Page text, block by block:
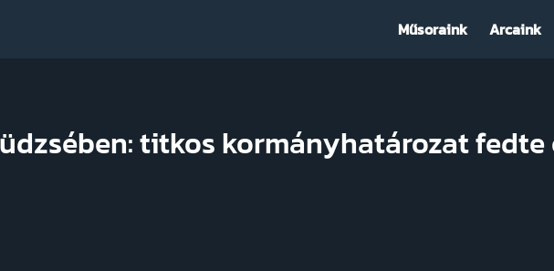
Műsoraink Arcaink
titkos kormányhatározat fedte